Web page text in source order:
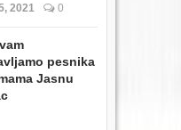
2021 0
pesnika
Jasnu